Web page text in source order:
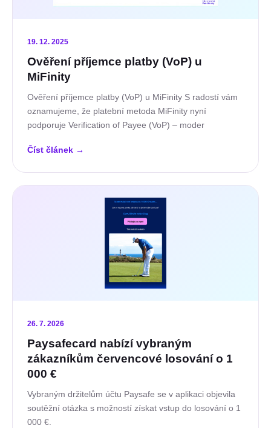
19. 12. 2025
Ověření příjemce platby (VoP) u
MiFinity
Ověření příjemce platby (VoP) u MiFinity S radostí vám
oznamujeme, že platební metoda MiFinity nyní
podporuje Verification of Payee (VoP) – moder
Číst článek →
26. 7. 2026
Paysafecard nabízí vybraným
zákazníkům červencové losování o 1
000 €
Vybraným držitelům účtu Paysafe se v aplikaci objevila
soutěžní otázka s možností získat vstup do losování o 1
000 €.